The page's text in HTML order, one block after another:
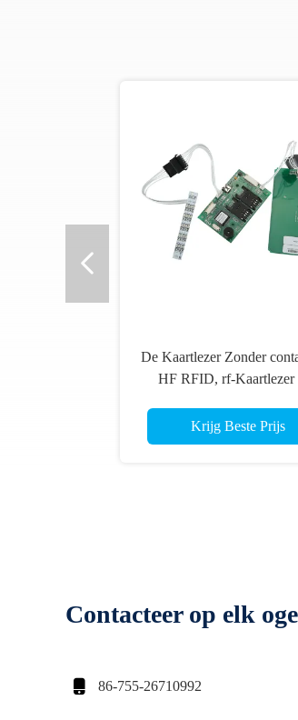
De Kaartlezer Zonder
HF RFID, rf-Kaartlezer
Krijg Beste Prijs
Contacteer op elk
 86-755-26710992